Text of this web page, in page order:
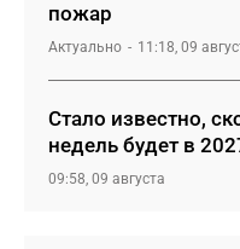
пожар
Актуально 11:18, 09
Стало известно,
недель будет в
09:58, 09 августа